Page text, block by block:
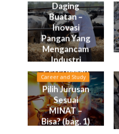
Daging
Buatan –
Inovasi
Pangan Yang
Mengancam
Industri
Peternakan
Career and Study
Pilih Jurusan
Sesuai
MINAT –
Bisa? (bag. 1)